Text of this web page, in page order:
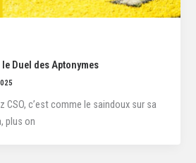
Duel des Aptonymes
CSO, c’est comme le saindoux sur sa
plus on